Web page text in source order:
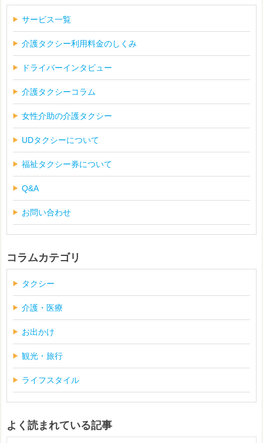
サービス一覧
介護タクシー利用料金のしくみ
ドライバーインタビュー
介護タクシーコラム
女性介助の介護タクシー
UDタクシーについて
福祉タクシー券について
Q&A
お問い合わせ
コラムカテゴリ
タクシー
介護・医療
お出かけ
観光・旅行
ライフスタイル
よく読まれている記事